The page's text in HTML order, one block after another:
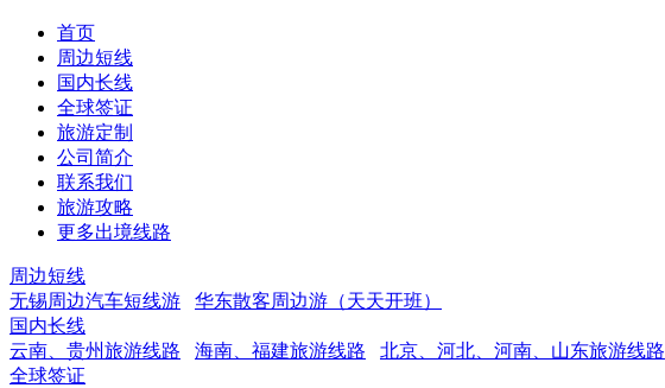
首页
周边短线
国内长线
全球签证
旅游定制
公司简介
联系我们
旅游攻略
更多出境线路
周边短线
无锡周边汽车短线游
华东散客周边游（天天开班）
国内长线
云南、贵州旅游线路
海南、福建旅游线路 北京、河北、河南、山东旅游线路
全球签证